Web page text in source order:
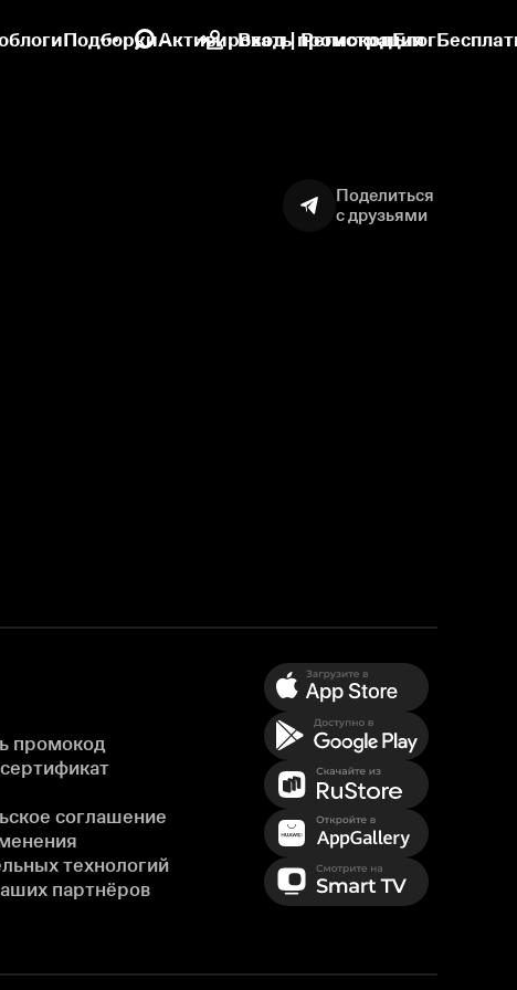
ПодборкиАктивировать промокодБлог
Вход | Регистрация
Поделиться
с друзьями
промокод
соглашение
технологий
партнёров